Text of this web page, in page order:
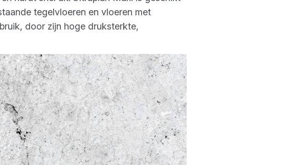
tegelvloeren en vloeren met
door zijn hoge druksterkte,